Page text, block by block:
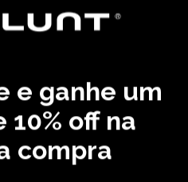
amet quibusdam
aliquam similique
dolorem
GOSTAR
BASQUETE GODRIC -
e ganhe um
off na
compra